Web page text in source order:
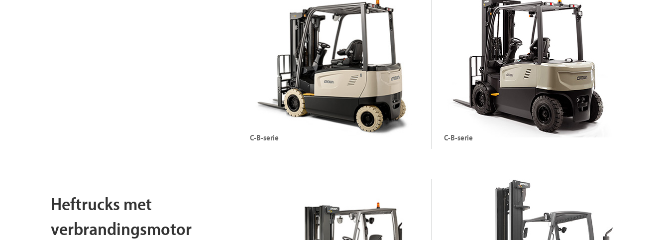
Elektrische heftruck met vier wielen (48 V)
Hefvermogen: tot 3000 kg
Hefhoogte: tot 7925 mm
De FC-serie bekijken
Elektrische heftruck met drie wielen en staanplaats
Hefvermogen: tot 1800 kg
Hefhoogte: tot 7010 mm
De RC-serie bekijken
C-B-serie
C-B-serie
Hefvermogen: tot 5000 kg
Hefhoogte: 6500 mm
Heftrucks met
verbrandingsmotor